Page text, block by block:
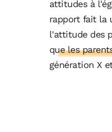
attitudes à
rapport fait la
l'attitude des
que les
génération X